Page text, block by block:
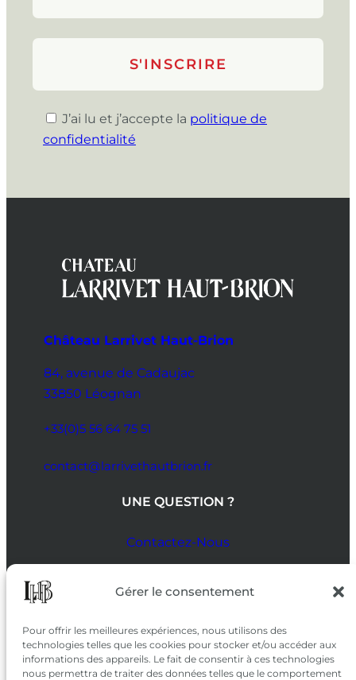
Gérer le consentement
Pour offrir les meilleures expériences, nous utilisons des
technologies telles que les cookies pour stocker et/ou accéder aux
informations des appareils. Le fait de consentir à ces technologies
nous permettra de traiter des données telles que le comportement
J’ai lu et j’accepte la politique de
confidentialité
Château Larrivet Haut-Brion
84, avenue de Cadaujac
33850 Léognan
+33(0)5 56 64 75 51
contact@larrivethautbrion.fr
UNE QUESTION ?
Contactez-Nous
SUIVEZ-NOUS
SUR LES RÉSEAUX